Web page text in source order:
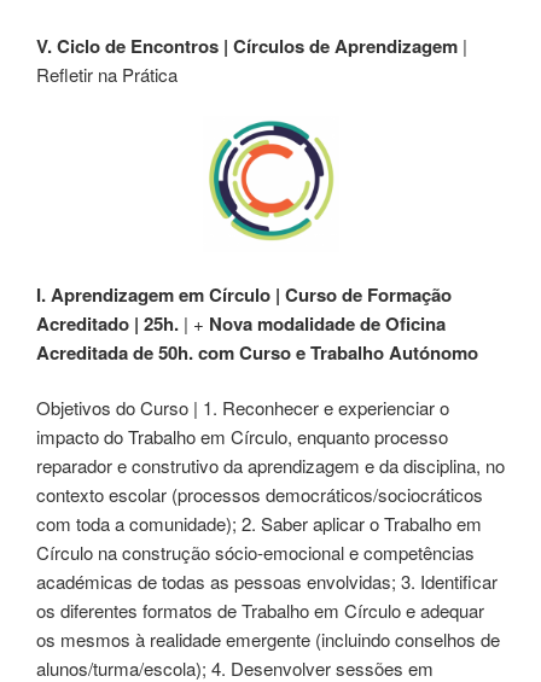
V. Ciclo de Encontros | Círculos de Aprendizagem |
Refletir na Prática
I. Aprendizagem em Círculo | Curso de Formação
Acreditado | 25h. | + Nova modalidade de Oficina
Acreditada de 50h. com Curso e Trabalho Autónomo
Objetivos do Curso | 1. Reconhecer e experienciar o
impacto do Trabalho em Círculo, enquanto processo
reparador e construtivo da aprendizagem e da disciplina, no
contexto escolar (processos democráticos/sociocráticos
com toda a comunidade); 2. Saber aplicar o Trabalho em
Círculo na construção sócio-emocional e competências
académicas de todas as pessoas envolvidas; 3. Identificar
os diferentes formatos de Trabalho em Círculo e adequar
os mesmos à realidade emergente (incluindo conselhos de
alunos/turma/escola); 4. Desenvolver sessões em